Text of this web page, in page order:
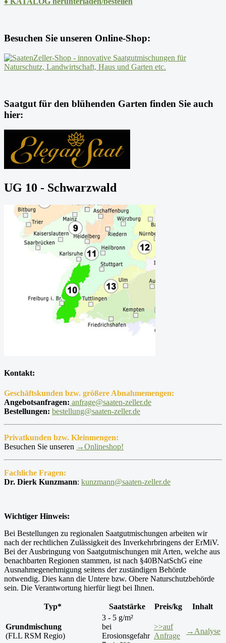
Besuchen Sie unseren Online-Shop:
Saatgut für den blühenden Garten finden Sie auch
hier:
UG 10 - Schwarzwald
Kontakt:
Geschäftskunden bzw. größere Abnahmemengen:
Angebotsanfragen: anfrage@saaten-zeller.de
Bestellungen: bestellung@saaten-zeller.de
Privatkunden bzw. Kleinmengen:
Besuchen Sie unseren →Onlineshop!
Fachliche Fragen:
Dr. Dierk Kunzmann: kunzmann@saaten-zeller.de
Wichtiger Hinweis:
Bei Bestellungen zu regionalen Saatgutmischungen arbeiten wir
nach der rechtlichen Zulässigkeit des Inverkehrbringens der ErMiV.
Bei der Ausbringung von Saatgutmischungen mit Arten, welche aus
benachbarten Regionen stammen, ist nach §40BNatSchG eine
Ausnahmegenehmigung seitens der zuständigen Behörde
notwendig. Dies kann die Untere bzw. Obere Naturschutzbehörde
sein. Die Verantwortung hierfür liegt bei Ihnen.
Typ* Saatstärke Preis/kg Inhalt
Grundmischung
(FLL RSM Regio)
3 - 5 g/m²
bei
Erosionsgefahr
>>auf
Anfrage
→Analyse